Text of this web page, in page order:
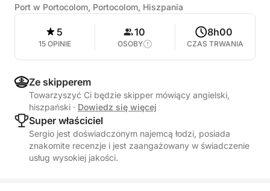
Port w Portocolom, Portocolom, Hiszpania
5
15 OPINIE
10
OSOBY
8h00
CZAS TRWANIA
Ze skipperem
Towarzyszyć Ci będzie skipper mówiący angielski,
hiszpański · Dowiedz się więcej
Super właściciel
Sergio jest doświadczonym najemcą łodzi, posiada
znakomite recenzje i jest zaangażowany w świadczenie
usług wysokiej jakości.